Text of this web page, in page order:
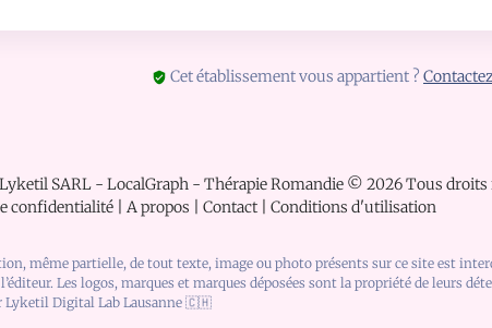
Cet établissement vous appartient ?
SARL - LocalGraph - Thérapie Romandie © 2026Tous droits
confidentialité
A propos Contact Conditions d'utilisation
même partielle, de tout texte, image ou photo présents sur ce site est
Les logos, marques et marques déposées sont la propriété de leurs
Lyketil Digital Lab Lausanne 🇨🇭